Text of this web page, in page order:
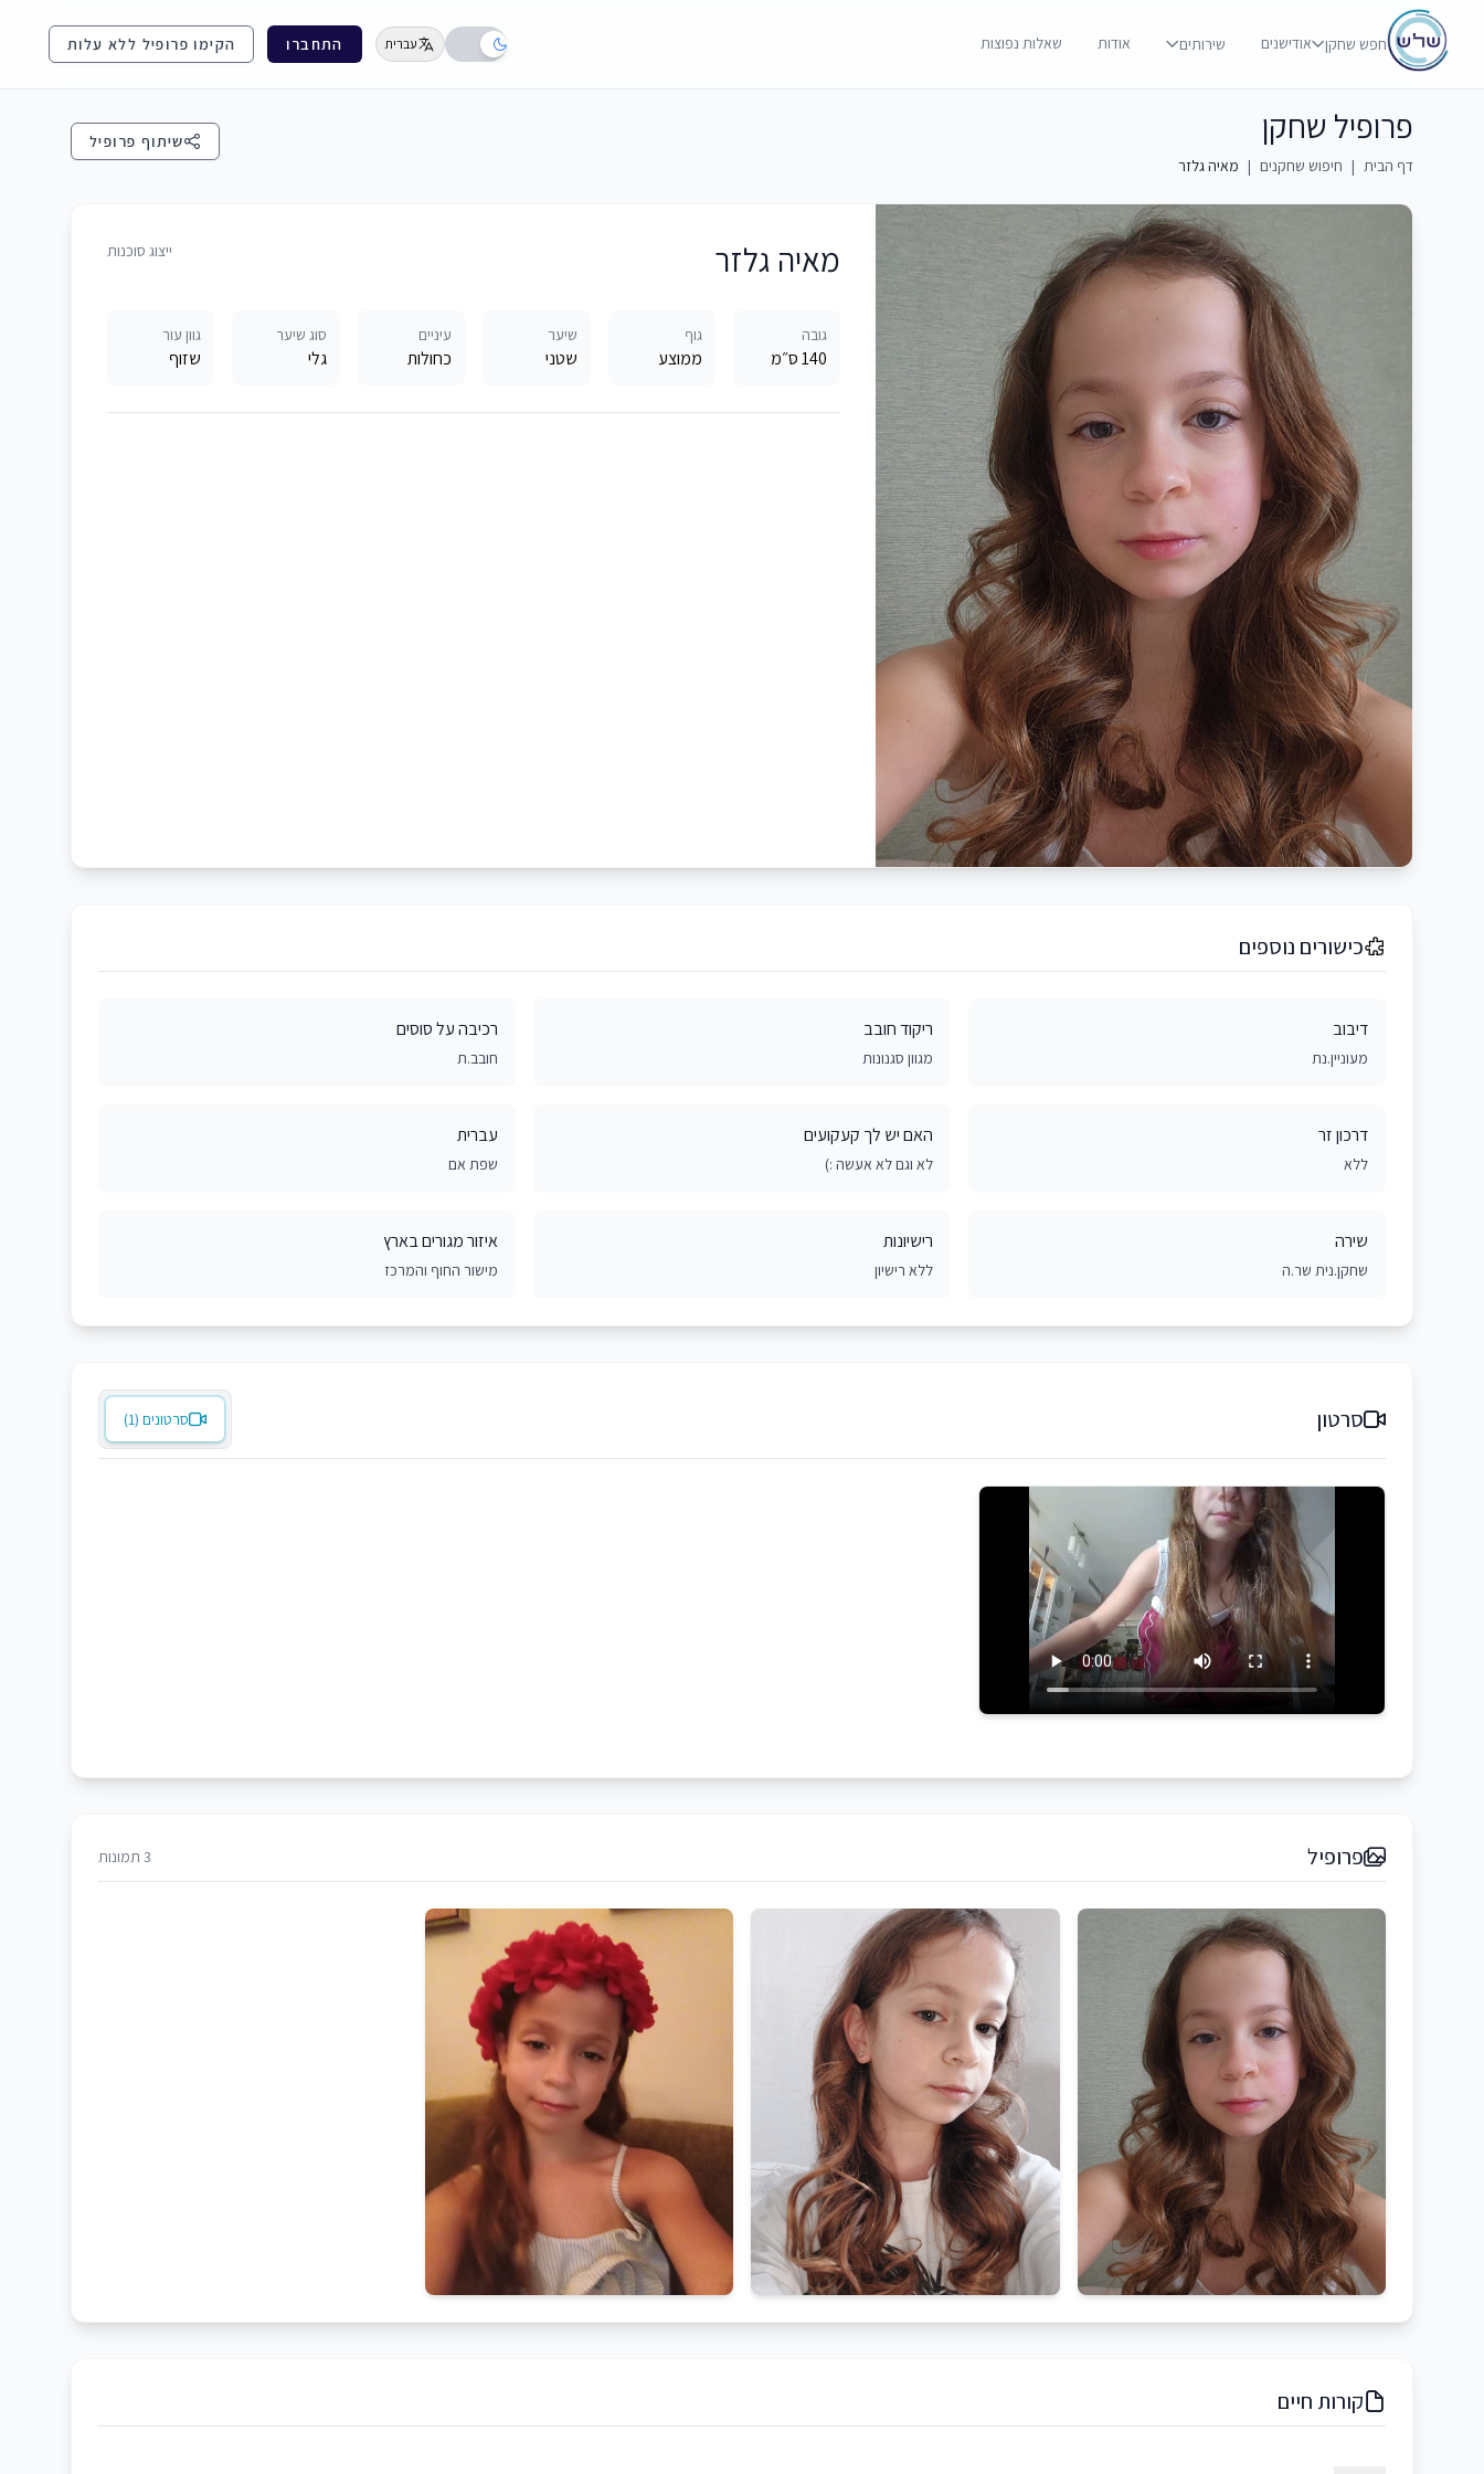
חפש שחקן אודישנים שירותים אודות שאלות נפוצות עברית התחברו הקימו פרופיל ללא עלות
פרופיל שחקן
דף הבית | חיפוש שחקנים | מאיה גלזר
שיתוף פרופיל
מאיה גלזר ייצוג סוכנות
גובה
140 ס״מ
גוף
ממוצע
שיער
שטני
עיניים
כחולות
סוג שיער
גלי
גוון עור
שזוף
כישורים נוספים
דיבוב
מעוניין.נת
ריקוד חובב
מגוון סגנונות
רכיבה על סוסים
חובב.ת
דרכון זר
ללא
האם יש לך קעקועים
לא וגם לא אעשה :)
עברית
שפת אם
שירה
שחקן.נית שר.ה
רישיונות
ללא רישיון
איזור מגורים בארץ
מישור החוף והמרכז
סרטון סרטונים (1)
פרופיל 3 תמונות
קורות חיים